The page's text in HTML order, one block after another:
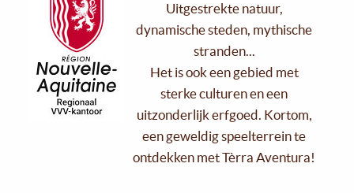
Uitgestrekte natuur,
dynamische steden, mythische
stranden...
Het is ook een gebied met
sterke culturen en een
uitzonderlijk erfgoed. Kortom,
een geweldig speelterrein te
ontdekken met Tèrra Aventura!